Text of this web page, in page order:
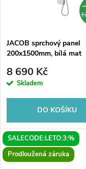
ů
JACOB sprchový panel
200x1500mm, bílá mat
8 690 Kč
Skladem
DO KOŠÍKU
SALECODE:LETO:3:%
Prodloužená záruka